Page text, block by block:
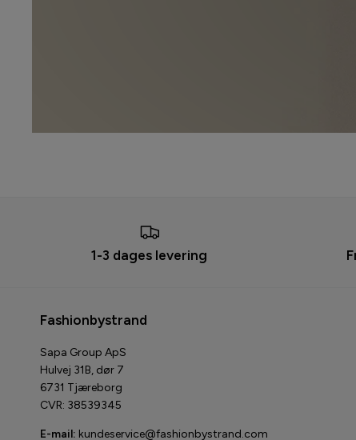
1-3 dages levering
Fashionbystrand
Sapa Group ApS
Hulvej 31B, dør 7
6731 Tjæreborg
CVR: 38539345
E-mail: kundeservice@fashionbystrand.com